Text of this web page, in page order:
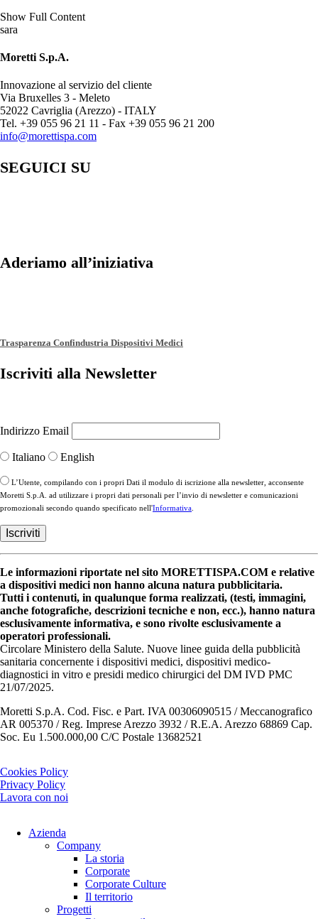
Show Full Content
sara
Moretti S.p.A.
Innovazione al servizio del cliente
Via Bruxelles 3 - Meleto
52022 Cavriglia (Arezzo) - ITALY
Tel. +39 055 96 21 11 - Fax +39 055 96 21 200
info@morettispa.com
SEGUICI SU
Aderiamo all’iniziativa
Trasparenza Confindustria Dispositivi Medici
Iscriviti alla Newsletter
Indirizzo Email
Italiano English
L’Utente, compilando con i propri Dati il modulo di iscrizione alla newsletter, acconsente
Moretti S.p.A. ad utilizzare i propri dati personali per l’invio di newsletter e comunicazioni
promozionali secondo quando specificato nell'Informativa
Le informazioni riportate nel sito MORETTISPA.COM e relative
a dispositivi medici non hanno alcuna natura pubblicitaria.
Tutti i contenuti, in qualunque forma realizzati, (testi, immagini,
anche fotografiche, descrizioni tecniche e non, ecc.), hanno natura
esclusivamente informativa, e sono rivolte esclusivamente a
operatori professionali.
Circolare Ministero della Salute. Nuove linee guida della pubblicità
sanitaria concernente i dispositivi medici, dispositivi medico-
diagnostici in vitro e presidi medico chirurgici del DM IVD PMC
21/07/2025.
Moretti S.p.A. Cod. Fisc. e Part. IVA 00306090515 / Meccanografico
AR 005370 / Reg. Imprese Arezzo 3932 / R.E.A. Arezzo 68869 Cap.
Soc. Eu 1.500.000,00 C/C Postale 13682521
Cookies Policy
Privacy Policy
Lavora con noi
Azienda
Company
La storia
Corporate
Corporate Culture
Il territorio
Progetti